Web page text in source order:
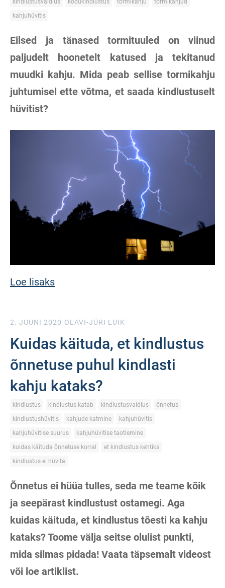
kindlustusvaidlus kodukindlustus tormikahju
tormikahjud
kahjuhüvitis
Eilsed ja tänased tormituuledon viinud
paljudelt hoonetelt katused ja tekitanud
muudki kahju. Mida peab sellise tormikahju
juhtumisel ette võtma, et saada kindlustuselt
hüvitist?
Loe lisaks
2. JUUNI 2020 OLAVI-JÜRI LUIK
Kuidas käituda, et kindlustus
õnnetuse puhul kindlasti
kahju kataks?
kindlustus kindlustus katab kindlustusvaidlus
õnnetus
kindlustushüvitis
kahjude katmine
kahjuhüvitis
kahjuhüvitise suurus
kahjuhüvitise taotlemine
kuidas käituda õnnetuse korral
et kindlustus kehtiks
kindlustus ei hüvita
Õnnetus ei hüüa tulles, seda me teame kõik
ja seepärast kindlustust ostamegi. Aga
kuidas käituda, et kindlustus tõesti ka kahju
kataks? Toome välja seitse olulist punkti,
mida silmas pidada! Vaata täpsemalt videost
või loe artiklist.